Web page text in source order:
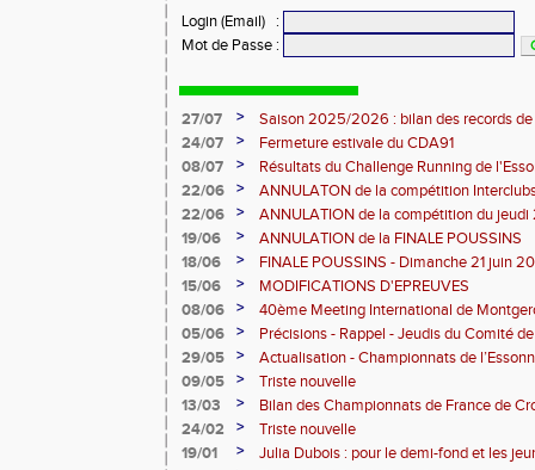
Login (Email)
:
Mot de Passe :
27/07 >
Saison 2025/2026 : bilan des records de
24/07
>
Fermeture estivale du CDA91
08/07
>
Résultats du Challenge Running de
12 07 2026)
22/06 >
ANNULATON de la compétition
juin
22/06 >
ANNULATION de la compétition du jeudi
19/06
>
ANNULATION de la FINALE POUSSINS
18/06
>
FINALE POUSSINS - Dimanche 21 juin
15/06
>
MODIFICATIONS D'EPREUVES
08/06
>
40ème Meeting International de
05/06
>
Précisions - Rappel - Jeudis du Comité
29/05
>
Actualisation - Championnats de
Montgeron
09/05 >
Triste nouvelle
13/03
>
Bilan des Championnats de France de
24/02
>
Triste nouvelle
19/01
>
Julia Dubois : pour le demi-fond et les